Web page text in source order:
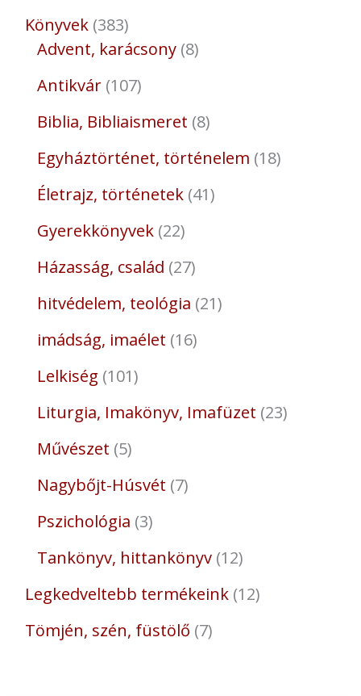
Könyvek 383
Advent, karácsony 8
Antikvár 107
Biblia, Bibliaismeret 8
Egyháztörténet, történelem 18
Életrajz, történetek 41
Gyerekkönyvek 22
Házasság, család 27
hitvédelem, teológia 21
imádság, imaélet 16
Lelkiség 101
Liturgia, Imakönyv, Imafüzet 23
Művészet 5
Nagybőjt-Húsvét 7
Pszichológia 3
Tankönyv, hittankönyv 12
Legkedveltebb termékeink 12
Tömjén, szén, füstölő 7